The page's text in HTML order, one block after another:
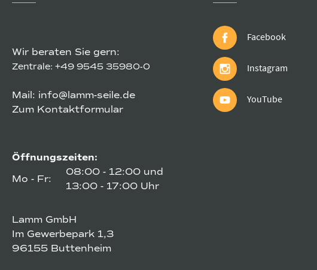
Wir beraten Sie gern:
Zentrale: +49 9545 35980-0
Mail: info@lamm-seile.de
Zum Kontaktformular
Öffnungszeiten:
Mo - Fr:
08:00 - 12:00 und
13:00 - 17:00 Uhr
Lamm GmbH
Im Gewerbepark 1,3
96155 Buttenheim
Facebook
Instagram
YouTube